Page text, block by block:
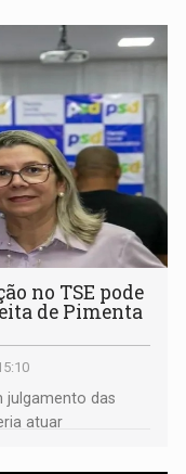
no TSE pode
de Pimenta
julgamento das
atuar